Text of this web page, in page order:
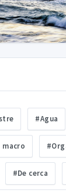
#Agua
#De cerca